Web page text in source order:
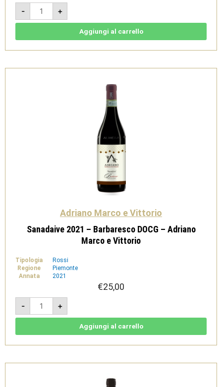
-
Dudes
Spumante
Brut
Marco
quantità
+
Aggiungi al carrello
Adriano Marco e Vittorio
Sanadaive 2021 – Barbaresco DOCG – Adriano
Marco e Vittorio
Tipologia
Rossi
Regione
Piemonte
Annata
2021
€25,00
-
Sanadaive
2021
-
Barbaresco
Marco
quantità
+
Aggiungi al carrello